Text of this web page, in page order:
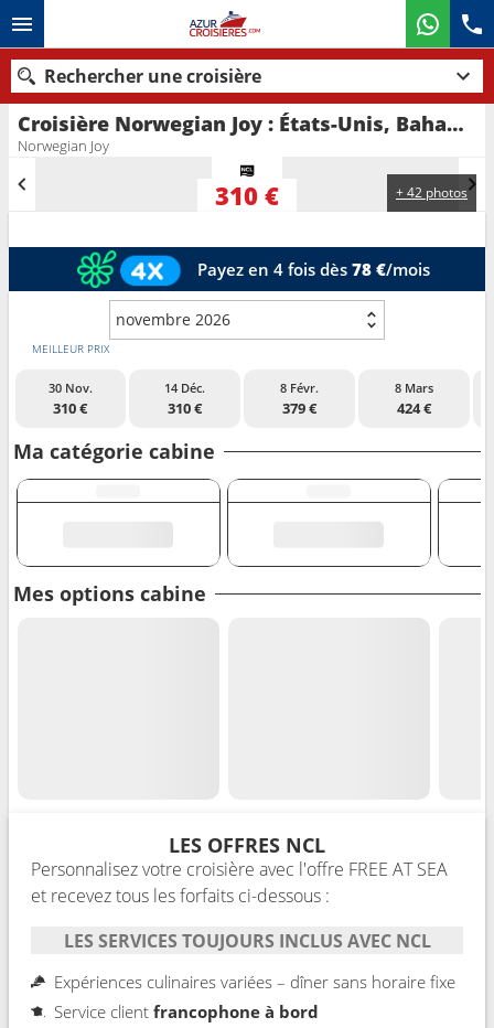
Croisière Norwegian Joy : États-Unis, Bahamas au départ de Miami
Norwegian Joy
+ 42 photos
310 €
Payez en 4 fois dès78 €/mois
novembre 2026
MEILLEUR PRIX
30 Nov.
310 €
14 Déc.
310 €
8 Févr.
379 €
8 Mars
424 €
Ma catégorie cabine
Mes options cabine
LES OFFRES NCL
Personnalisez votre croisière avec l'offre FREE AT SEA
et recevez tous les forfaits ci-dessous :
LES SERVICES TOUJOURS INCLUS AVEC NCL
Expériences culinaires variées – dîner sans horaire fixe
Service client francophone à bord
Rechercher une croisière
Nos destinations
Rechercher